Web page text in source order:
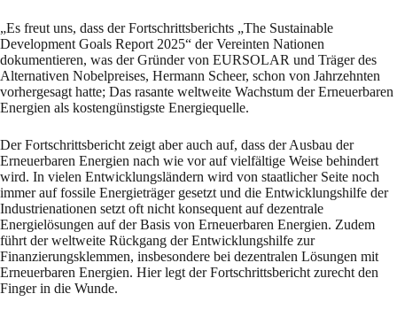
„Es freut uns, dass der Fortschrittsberichts „The Sustainable
Development Goals Report 2025“ der Vereinten Nationen
dokumentieren, was der Gründer von EURSOLAR und Träger des
Alternativen Nobelpreises, Hermann Scheer, schon von Jahrzehnten
vorhergesagt hatte; Das rasante weltweite Wachstum der Erneuerbaren
Energien als kostengünstigste Energiequelle.
Der Fortschrittsbericht zeigt aber auch auf, dass der Ausbau der
Erneuerbaren Energien nach wie vor auf vielfältige Weise behindert
wird. In vielen Entwicklungsländern wird von staatlicher Seite noch
immer auf fossile Energieträger gesetzt und die Entwicklungshilfe der
Industrienationen setzt oft nicht konsequent auf dezentrale
Energielösungen auf der Basis von Erneuerbaren Energien. Zudem
führt der weltweite Rückgang der Entwicklungshilfe zur
Finanzierungsklemmen, insbesondere bei dezentralen Lösungen mit
Erneuerbaren Energien. Hier legt der Fortschrittsbericht zurecht den
Finger in die Wunde.